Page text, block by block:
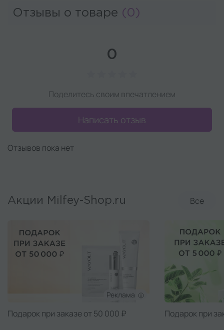
Отзывы о товаре (0)
0
Поделитесь своим впечатлением
Написать отзыв
Отзывов пока нет
Акции Milfey-Shop.ru Все
Реклама
Подарок при заказе от 50 000 ₽ Подарок при